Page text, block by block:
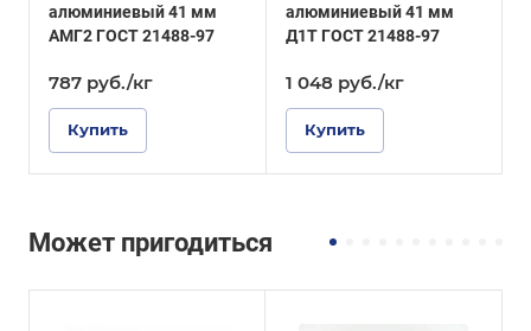
алюминиевый 41 мм
АМГ2 ГОСТ 21488-97
787 руб./кг
Купить
алюминиевый 41 мм
Д1Т ГОСТ 21488-97
1 048 руб./кг
Купить
Может пригодиться